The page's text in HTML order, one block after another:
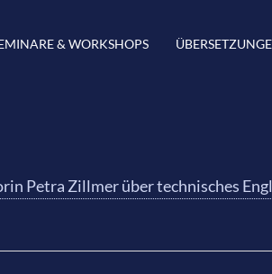
& WORKSHOPS
Petra Zillmer über technisches